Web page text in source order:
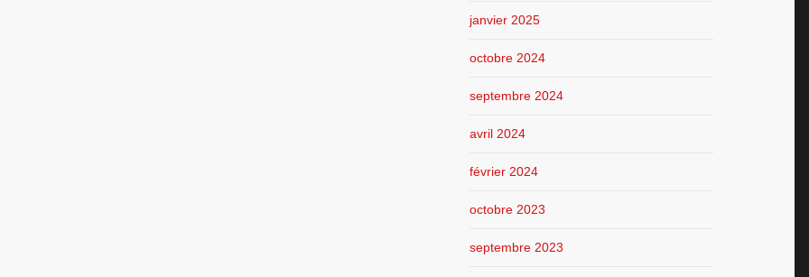
janvier 2025
octobre 2024
septembre 2024
avril 2024
février 2024
octobre 2023
septembre 2023